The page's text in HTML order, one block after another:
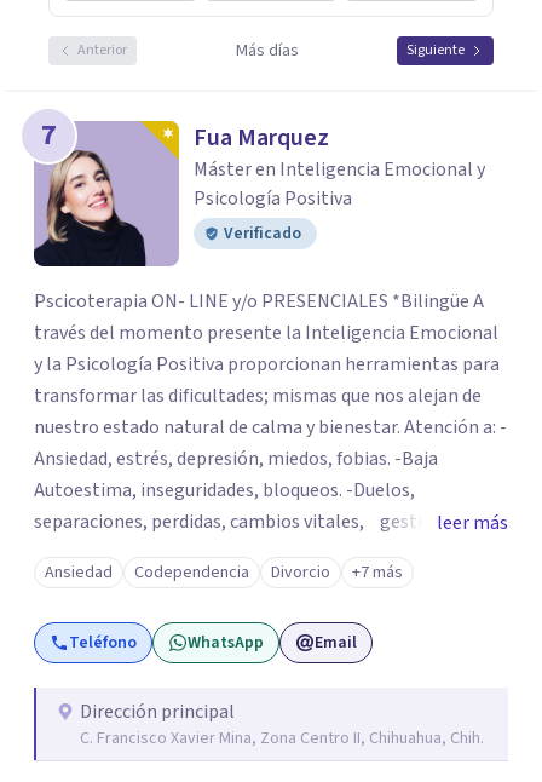
Anterior Más días Siguiente
7 Fua Marquez
Máster en Inteligencia Emocional y
Psicología Positiva
Verificado
Pscicoterapia ON- LINE y/o PRESENCIALES *Bilingüe A
través del momento presente la Inteligencia Emocional
y la Psicología Positiva proporcionan herramientas para
transformar las dificultades; mismas que nos alejan de
nuestro estado natural de calma y bienestar. Atención a: -
Ansiedad, estrés, depresión, miedos, fobias. -Baja
Autoestima, inseguridades, bloqueos. -Duelos,
separaciones, perdidas, cambios vitales, gestión de
emociones, tristeza, ira, soledad. Si deseas resolver una
situación determinada o realizar cambios en tu vida, el
asesoramiento profesional será la clave para encontrar
las herramientas adecuadas para superar tanto la
a lo largo de tu vida. Realizar la correcta gestión de las
mismas de manera consciente y sana evita que se queden
leer más
Ansiedad Codependencia Divorcio +7 más
Teléfono WhatsApp Email
Dirección principal
C. Francisco Xavier Mina, Zona Centro II, Chihuahua, Chih.